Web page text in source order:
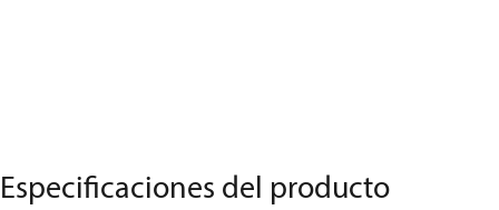
Especificaciones del producto